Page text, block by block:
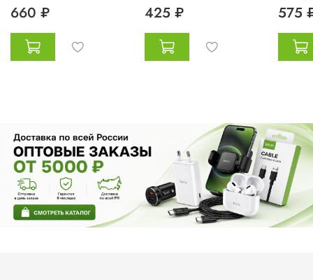
660 ₽ 425 ₽ 575